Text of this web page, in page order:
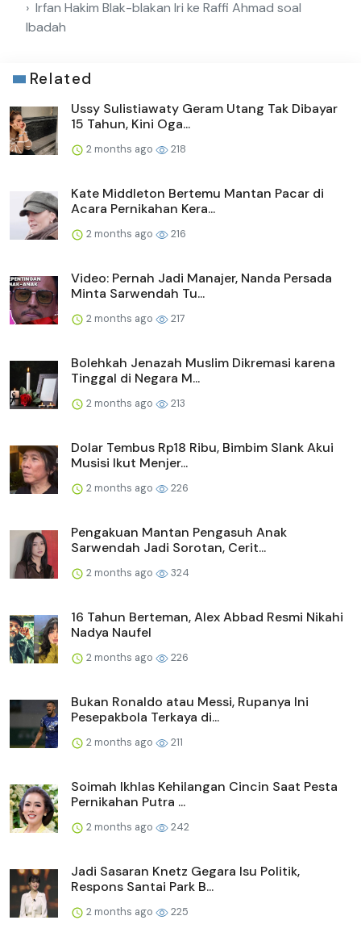
Irfan Hakim Blak-blakan Iri ke Raffi Ahmad soal
Ibadah
Related
Ussy Sulistiawaty Geram Utang Tak Dibayar
15 Tahun, Kini Oga...
2 months ago 218
Kate Middleton Bertemu Mantan Pacar di
Acara Pernikahan Kera...
2 months ago 216
Video: Pernah Jadi Manajer, Nanda Persada
Minta Sarwendah Tu...
2 months ago 217
Bolehkah Jenazah Muslim Dikremasi karena
Tinggal di Negara M...
2 months ago 213
Dolar Tembus Rp18 Ribu, Bimbim Slank Akui
Musisi Ikut Menjer...
2 months ago 226
Pengakuan Mantan Pengasuh Anak
Sarwendah Jadi Sorotan, Cerit...
2 months ago 324
16 Tahun Berteman, Alex Abbad Resmi Nikahi
Nadya Naufel
2 months ago 226
Bukan Ronaldo atau Messi, Rupanya Ini
Pesepakbola Terkaya di...
2 months ago 211
Soimah Ikhlas Kehilangan Cincin Saat Pesta
Pernikahan Putra ...
2 months ago 242
Jadi Sasaran Knetz Gegara Isu Politik,
Respons Santai Park B...
2 months ago 225